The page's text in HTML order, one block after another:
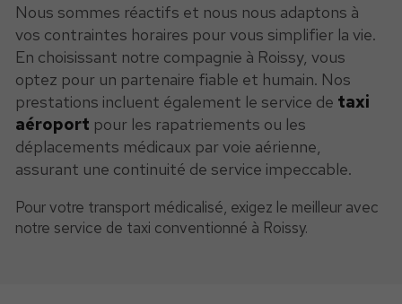
Nous sommes réactifs et nous nous adaptons à
vos contraintes horaires pour vous simplifier la vie.
En choisissant notre compagnie à Roissy, vous
optez pour un partenaire fiable et humain. Nos
prestations incluent également le service de taxi
aéroport pour les rapatriements ou les
déplacements médicaux par voie aérienne,
assurant une continuité de service impeccable.
Pour votre transport médicalisé, exigez le meilleur avec
notre service de taxi conventionné à Roissy.